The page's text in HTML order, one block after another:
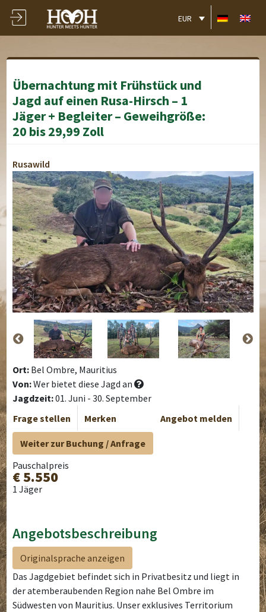
EUR
Übernachtung mit Frühstück und
Jagd auf einen Rusa-Hirsch – 1
Jäger + Begleiter – Geweihgröße:
20 bis 29,99 Zoll
Rusawild
Ort: Bel Ombre, Mauritius
Von:Wer bietet diese Jagd an
Jagdzeit:01. Juni - 30. September
Frage stellen
Merken Angebot melden
Weiter zur Buchung / Anfrage
Pauschalpreis
€ 5.550
1 Jäger
Angebotsbeschreibung
Originalsprache anzeigen
Das Jagdgebiet befindet sich in Privatbesitz und liegt in
der atemberaubenden Region nahe Bel Ombre im
Südwesten von Mauritius. Unser exklusives Territorium